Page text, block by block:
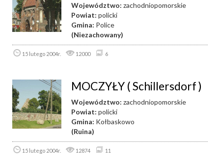
Województwo: zachodniopomorskie
Powiat: policki
Gmina: Police
(Niezachowany)
15 lutego 2004r. 12000 6
MOCZYŁY ( Schillersdorf )
Województwo: zachodniopomorskie
Powiat: policki
Gmina: Kołbaskowo
(Ruina)
15 lutego 2004r. 12874 11